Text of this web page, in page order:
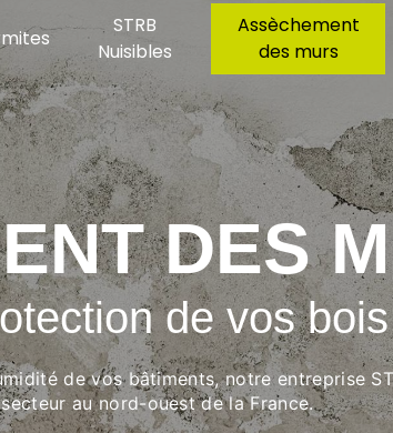
STRB
Nuisibles
Assèchement
des murs
DES
de vos bois
de vos bâtiments, notre entreprise
au nord-ouest de la France.